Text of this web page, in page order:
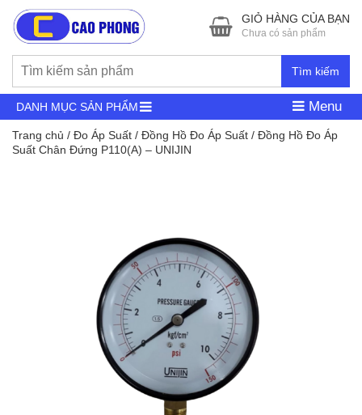
Tìm kiếm
GIỎ HÀNG CỦA BẠN
Chưa có sản phẩm
DANH MỤC SẢN PHẨM Menu
Trang chủ / Đo Áp Suất / Đồng Hồ Đo Áp Suất / Đồng Hồ Đo Áp
Suất Chân Đứng P110(A) – UNIJIN